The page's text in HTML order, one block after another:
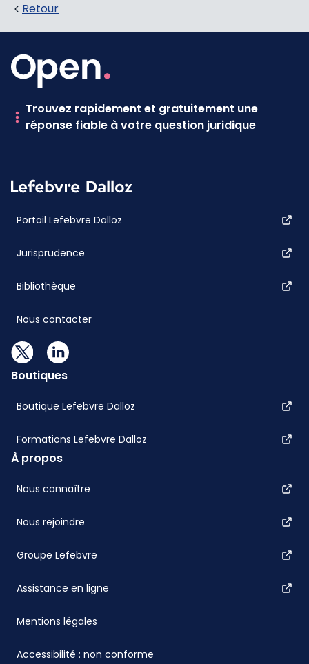
Retour
Trouvez rapidement et gratuitement une
réponse fiable à votre question juridique
Portail Lefebvre Dalloz
Jurisprudence
Bibliothèque
Nous contacter
Boutiques
Boutique Lefebvre Dalloz
Formations Lefebvre Dalloz
À propos
Nous connaître
Nous rejoindre
Groupe Lefebvre
Assistance en ligne
Mentions légales
Accessibilité : non conforme